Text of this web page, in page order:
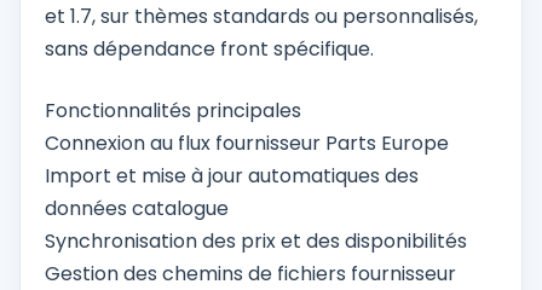
et 1.7, sur thèmes standards ou personnalisés,
sans dépendance front spécifique.
Fonctionnalités principales
Connexion au flux fournisseur Parts Europe
Import et mise à jour automatiques des
données catalogue
Synchronisation des prix et des disponibilités
Gestion des chemins de fichiers fournisseur